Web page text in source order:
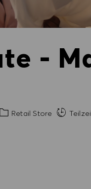
-
Kategorie
Retail Store